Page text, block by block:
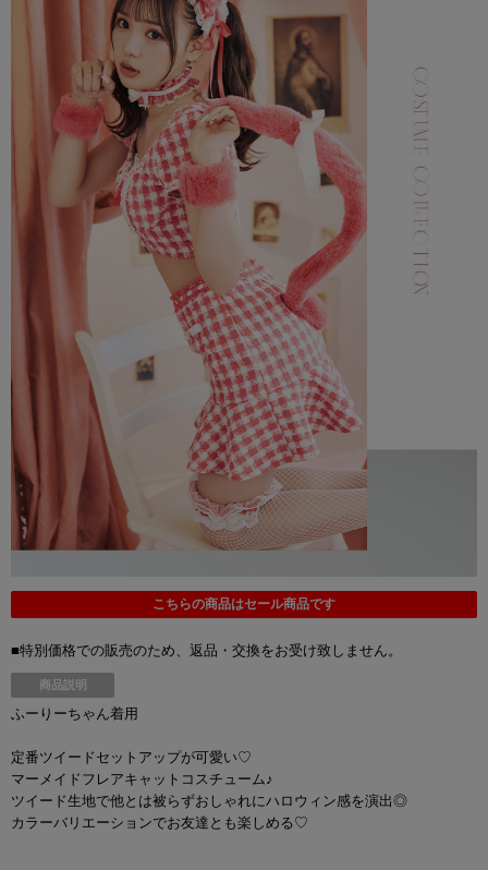
こちらの商品はセール商品です
■特別価格での販売のため、返品・交換をお受け致しません。
商品説明
ふーりーちゃん着用
定番ツイードセットアップが可愛い♡
マーメイドフレアキャットコスチューム♪
ツイード生地で他とは被らずおしゃれにハロウィン感を演出◎
カラーバリエーションでお友達とも楽しめる♡